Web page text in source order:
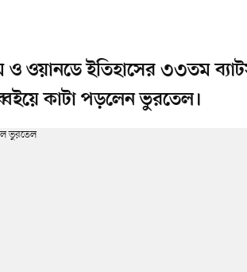
ও ওয়ানডে ইতিহাসের ৩৩তম
কাটা পড়লেন ভুরতেল।